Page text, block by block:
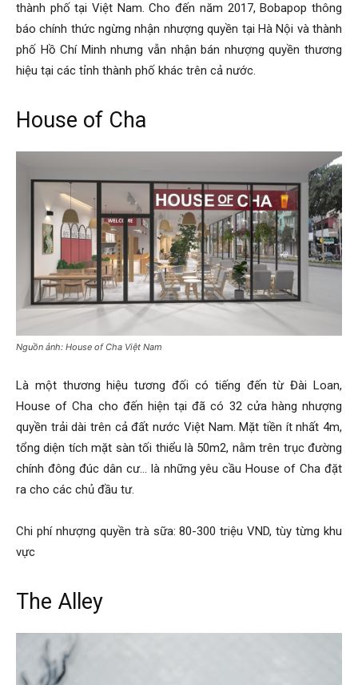
thành phố tại Việt Nam. Cho đến năm 2017, Bobapop thông
báo chính thức ngừng nhận nhượng quyền tại Hà Nội và thành
phố Hồ Chí Minh nhưng vẫn nhận bán nhượng quyền thương
hiệu tại các tỉnh thành phố khác trên cả nước.
House of Cha
Nguồn ảnh: House of Cha Việt Nam
Là một thương hiệu tương đối có tiếng đến từ Đài Loan,
House of Cha cho đến hiện tại đã có 32 cửa hàng nhượng
quyền trải dài trên cả đất nước Việt Nam. Mặt tiền ít nhất 4m,
tổng diện tích mặt sàn tối thiểu là 50m2, nằm trên trục đường
chính đông đúc dân cư… là những yêu cầu House of Cha đặt
ra cho các chủ đầu tư.
Chi phí nhượng quyền trà sữa: 80-300 triệu VND, tùy từng khu
vực
The Alley